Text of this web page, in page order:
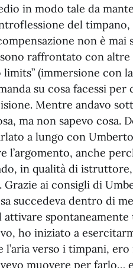
in modo tale da
del
non è mai
raffrontato con
limits” (immersione con
su cosa facessi per
Mentre andavo
ma non sapevo cosa.
a lungo con
l’argomento, anche
in qualità di
ai consigli di
succedeva dentro di
attivare
ho iniziato a
verso i timpani,
muovere per farlo…